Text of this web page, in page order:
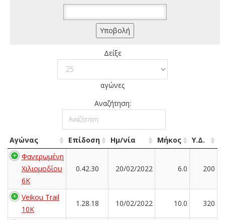
Δείξε
αγώνες
Αναζήτηση:
Αγώνας Επίδοση Ημ/νία Μήκος
Υ.Δ.
Φανερωμένη
Χιλιομοδίου
6Κ
0.42.30 20/02/2022 6.0 200
Veikou Trail
10K
1.28.18 10/02/2022 10.0 320